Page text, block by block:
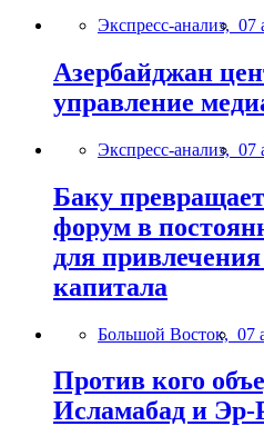
Экспресс-анализ, 07
Азербайджан
управление
Экспресс-анализ, 07
Баку
форум в
для
капитала
Большой Восток, 07
Против кого
Исламабад и Эр-